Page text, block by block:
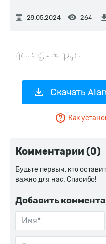
28.05.2024 264
Скачать
Как
Комментарии (0)
Будьте первым, кто
важно для нас. Спасибо!
Добавить